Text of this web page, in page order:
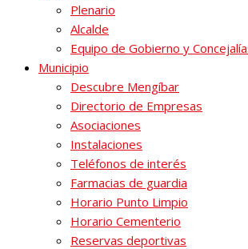
Plenario
Alcalde
Equipo de Gobierno y
Municipio
Descubre Mengíbar
Directorio de Empresas
Asociaciones
Instalaciones
Teléfonos de interés
Farmacias de guardia
Horario Punto Limpio
Horario Cementerio
Reservas deportivas